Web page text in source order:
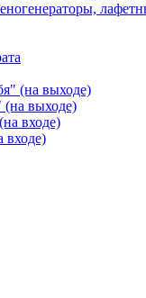
(на выходе)
входе)